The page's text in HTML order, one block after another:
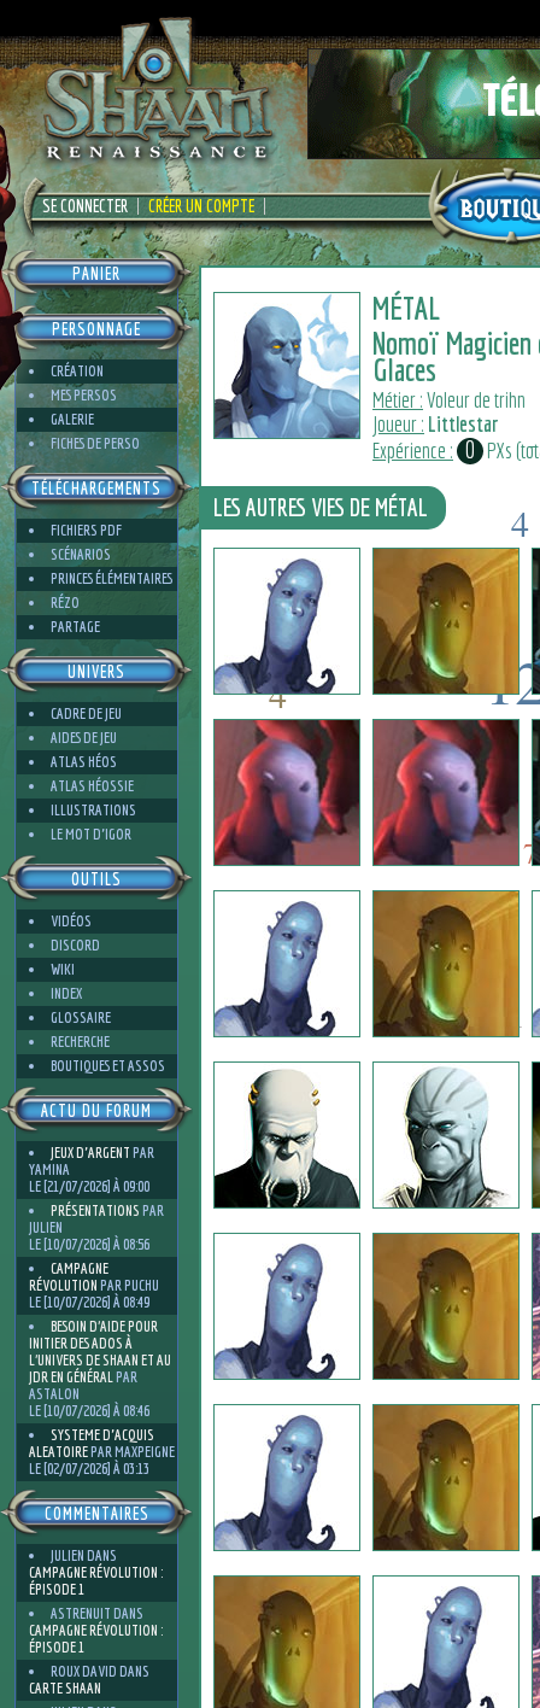
SE CONNECTER CRÉER UN COMPTE
PANIER
PERSONNAGE
CRÉATION
MES PERSOS
GALERIE
FICHES DE PERSO
TÉLÉCHARGEMENTS
FICHIERS PDF
SCÉNARIOS
PRINCES ÉLÉMENTAIRES
RÉZO
PARTAGE
UNIVERS
CADRE DE JEU
AIDES DE JEU
ATLAS HÉOS
ATLAS HÉOSSIE
ILLUSTRATIONS
LE MOT D'IGOR
OUTILS
VIDÉOS
DISCORD
WIKI
INDEX
GLOSSAIRE
RECHERCHE
BOUTIQUES ET ASSOS
ACTU DU FORUM
JEUX D'ARGENT PAR
YAMINA
LE [21/07/2026] À 09:00
PRÉSENTATIONS PAR
JULIEN
LE [10/07/2026] À 08:56
CAMPAGNE
RÉVOLUTION PAR PUCHU
LE [10/07/2026] À 08:49
BESOIN D’AIDE POUR
INITIER DES ADOS À
L’UNIVERS DE SHAAN ET AU
JDR EN GÉNÉRALPAR
ASTALON
LE [10/07/2026] À 08:46
SYSTEME D'ACQUIS
ALEATOIREPAR MAXPEIGNE
LE [02/07/2026] À 03:13
COMMENTAIRES
JULIEN DANS
CAMPAGNE RÉVOLUTION :
ÉPISODE 1
ASTRENUIT DANS
CAMPAGNE RÉVOLUTION :
ÉPISODE 1
ROUX DAVID DANS
CARTE SHAAN
MÉTAL
Nomoï Magicien
Glaces
Métier :Voleur de trihn
Joueur : Littlestar
Expérience : 0 PXs
7
12
7
7
1
4
4
4
4
LES AUTRES VIES DE MÉTAL